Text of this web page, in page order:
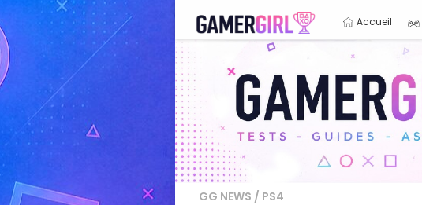
Accueil
GG NEWS / PS4